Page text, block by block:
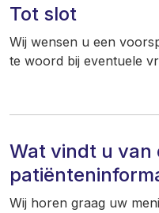
Tot slot
Wij wensen u een
te woord bij eventuele
Wat vindt u van
Wij horen graag uw